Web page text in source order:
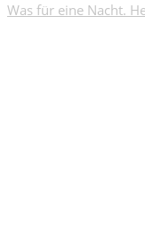
Was für eine Nacht.